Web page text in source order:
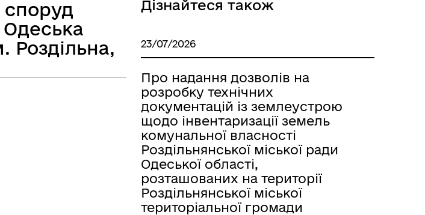
Учасникам бойових дій
споруд
Роздільна,
Дізнайтеся також
23/07/2026
Про надання дозволів на
розробку технічних
документацій із землеустрою
щодо інвентаризації земель
комунальної власності
Роздільнянської міської ради
Одеської області,
розташованих на території
Роздільнянської міської
територіальної громади